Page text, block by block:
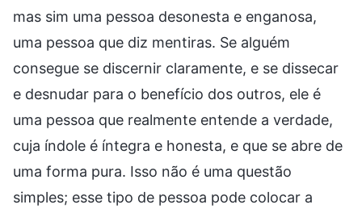
mas sim uma pessoa desonesta e enganosa,
uma pessoa que diz mentiras. Se alguém
consegue se discernir claramente, e se dissecar
e desnudar para o benefício dos outros, ele é
uma pessoa que realmente entende a verdade,
cuja índole é íntegra e honesta, e que se abre de
uma forma pura. Isso não é uma questão
simples; esse tipo de pessoa pode colocar a